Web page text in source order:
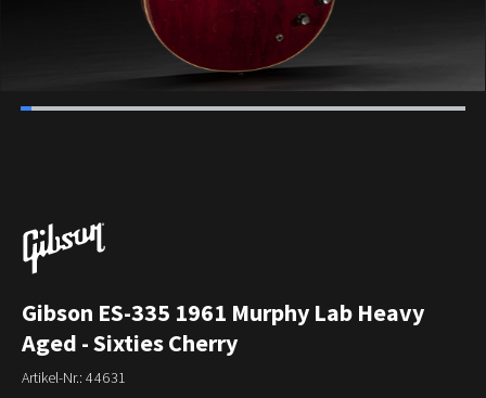
Gibson ES-335 1961 Murphy Lab Heavy
Aged - Sixties Cherry
Artikel-Nr.: 44631